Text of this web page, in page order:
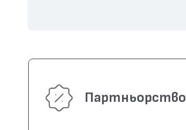
Партньорство